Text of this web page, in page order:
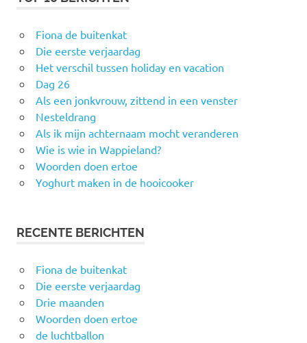
Fiona de buitenkat
Die eerste verjaardag
Het verschil tussen holiday en vacation
Dag 26
Als een jonkvrouw, zittend in een venster
Nesteldrang
Als ik mijn achternaam mocht veranderen
Wie is wie in Wappieland?
Woorden doen ertoe
Yoghurt maken in de hooicooker
RECENTE BERICHTEN
Fiona de buitenkat
Die eerste verjaardag
Drie maanden
Woorden doen ertoe
de luchtballon